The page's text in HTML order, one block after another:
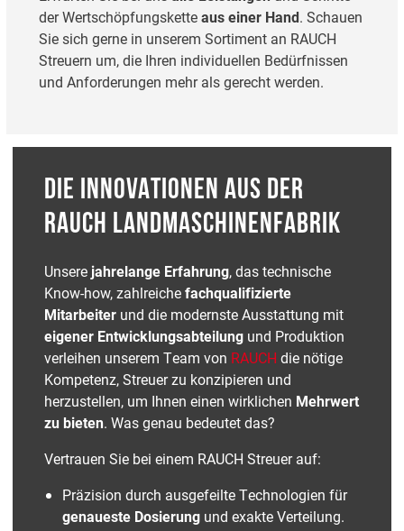
der Wertschöpfungsketteaus einer Hand. Schauen
Sie sich gerne in unserem Sortiment an RAUCH
Streuern um, die Ihren individuellen Bedürfnissen
und Anforderungen mehr als gerecht werden.
DIE INNOVATIONEN AUS DER
RAUCH LANDMASCHINENFABRIK
Unsere jahrelange Erfahrung, das technische
Know-how, zahlreichefachqualifizierte
Mitarbeiterund die modernste Ausstattung mit
eigener Entwicklungsabteilungund Produktion
verleihen unserem Team von RAUCH die nötige
Kompetenz, Streuer zu konzipieren und
herzustellen, um Ihnen einen wirklichen Mehrwert
zu bieten. Was genau bedeutet das?
Vertrauen Sie bei einem RAUCH Streuer auf:
Präzision durch ausgefeilte Technologien für
genaueste Dosierungund exakte Verteilung.